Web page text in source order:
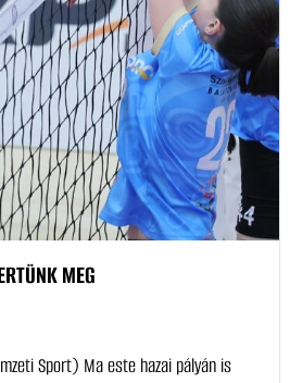
MEG
Sport) Ma este hazai pályán is